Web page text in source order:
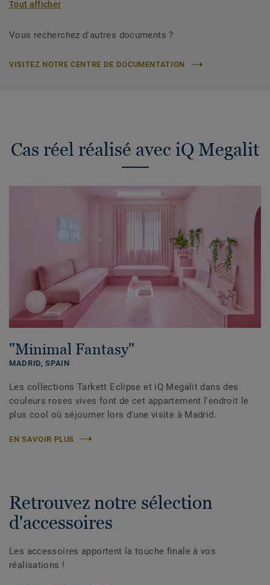
Tout afficher
Vous recherchez d'autres documents ?
VISITEZ NOTRE CENTRE DE DOCUMENTATION
Cas réel réalisé avec iQ Megalit
"Minimal Fantasy"
MADRID,SPAIN
Les collections Tarkett Eclipse et iQ Megalit dans des
couleurs roses vives font de cet appartement l'endroit le
plus cool où séjourner lors d'une visite à Madrid.
EN SAVOIR PLUS
Retrouvez notre sélection
d'accessoires
Les accessoires apportent la touche finale à vos
réalisations !